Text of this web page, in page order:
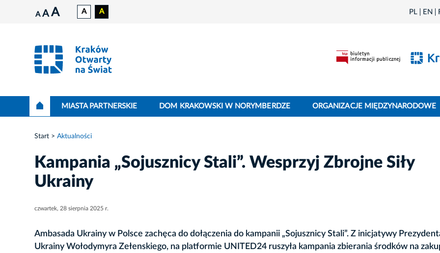
A A A A A PL EN
MIASTA PARTNERSKIE DOM KRAKOWSKI W NORYMBERDZE ORGANIZACJE MIĘDZYNARODOWE
Start Aktualności
Kampania „Sojusznicy Stali”. Wesprzyj Zbrojne Siły
Ukrainy
czwartek, 28 sierpnia 2025 r.
Ambasada Ukrainy w Polsce zachęca do dołączenia do kampanii „Sojusznicy Stali”. Z inicjatywy
Ukrainy Wołodymyra Zełenskiego, na platformie UNITED24 ruszyła kampania zbierania środków na